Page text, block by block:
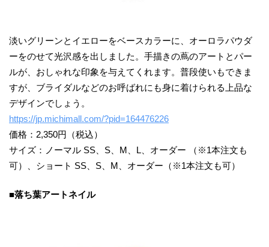
淡いグリーンとイエローをベースカラーに、オーロラパウダ
ーをのせて光沢感を出しました。手描きの蔦のアートとパー
ルが、おしゃれな印象を与えてくれます。普段使いもできま
すが、ブライダルなどのお呼ばれにも身に着けられる上品な
デザインでしょう。
https://jp.michimall.com/?pid=164476226
価格：2,350円（税込）
サイズ：ノーマル SS、S、M、L、オーダー （※1本注文も
可）、ショート SS、S、M、オーダー（※1本注文も可）
■落ち葉アートネイル